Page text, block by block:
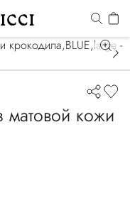
матовой кожи